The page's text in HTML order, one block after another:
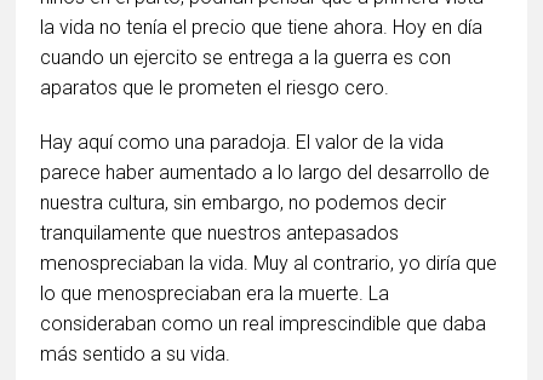
la vida no tenía el precio que tiene ahora. Hoy en día
cuando un ejercito se entrega a la guerra es con
aparatos que le prometen el riesgo cero.
Hay aquí como una paradoja. El valor de la vida
parece haber aumentado a lo largo del desarrollo de
nuestra cultura, sin embargo, no podemos decir
tranquilamente que nuestros antepasados
menospreciaban la vida. Muy al contrario, yo diría que
lo que menospreciaban era la muerte. La
consideraban como un real imprescindible que daba
más sentido a su vida.